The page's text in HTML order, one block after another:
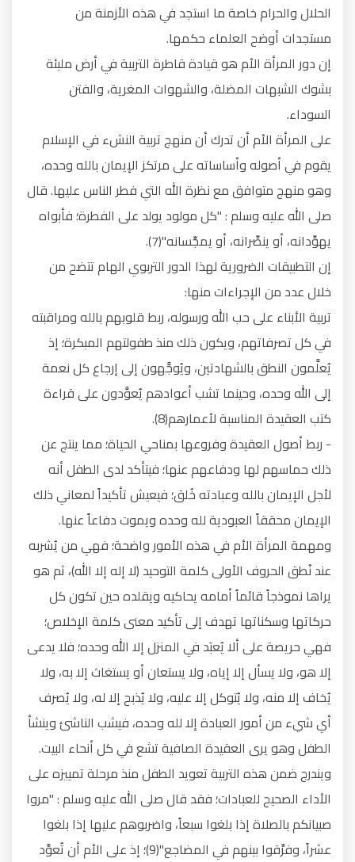
الحلال والحرام خاصة ما استجد في هذه الأزمنة من
مستجدات أوضح العلماء حكمها.
إن دور المرأة الأم هو قيادة قاطرة التربية في أرض مليئة
بشوك الشبهات المضلة، والشهوات المغرية، والفتن
السوداء.
على المرأة الأم أن تدرك أن منهج تربية النشء في الإسلام
يقوم في أصوله وأساساته على مرتكز الإيمان بالله وحده،
وهو منهج متوافق مع نظرة الله التي فطر الناس عليها. قال
صلى الله عليه وسلم : "كل مولود يولد على الفطرة؛ فأبواه
يهوِّدانه، أو ينصِّرانه، أو يمجِّسانه"(7).
إن التطبيقات الضرورية لهذا الدور التربوي الهام تتضح من
خلال عدد من الإجراءات منها:
تربية الأبناء على حب الله ورسوله، ربط قلوبهم بالله ومراقبته
في كل تصرفاتهم، ويكون ذلك منذ طفولتهم المبكرة؛ إذ
يُعلَّمون النطق بالشهادتين، ويُوجَّهون إلى إرجاع كل نعمة
إلى الله وحده، وحينما تشب أعوادهم يُعوَّدون على قراءة
كتب العقيدة المناسبة لأعمارهم(8).
- ربط أصول العقيدة وفروعها بمناحي الحياة؛ مما ينتج عن
ذلك حماسهم لها ودفاعهم عنها؛ فيتأكد لدى الطفل أنه
لأجل الإيمان بالله وعبادته خُلق؛ فيعيش تأكيداً لمعاني ذلك
الإيمان محققاً العبودية لله وحده ويموت دفاعاً عنها.
ومهمة المرأة الأم في هذه الأمور واضحة؛ فهي من يُشربه
عند نُطق الحروف الأولى كلمة التوحيد (لا إله إلا الله)، ثم هو
يراها نموذجاً قائماً أمامه يحاكيه ويقلده حين تكون كل
حركاتها وسكناتها تهدف إلى تأكيد معنى كلمة الإخلاص؛
فهي حريصة على ألا يُعبَد في المنزل إلا الله وحده؛ فلا يدعى
إلا هو، ولا يسأل إلا إياه، ولا يستعان أو يستغاث إلا به، ولا
يُخاف إلا منه، ولا يُتوكل إلا عليه، ولا يُذبح إلا له، ولا يُصرف
أي شيء من أمور العبادة إلا لله وحده، فيشب الناشئ وينشأ
الطفل وهو يرى العقيدة الصافية تشع في كل أنحاء البيت.
ويندرج ضمن هذه التربية تعويد الطفل منذ مرحلة تمييزه على
الأداء الصحيح للعبادات؛ فقد قال صلى الله عليه وسلم : "مروا
صبيانكم بالصلاة إذا بلغوا سبعاً، واضربوهم عليها إذا بلغوا
عشراً، وفرِّقوا بينهم في المضاجع"(9)؛ إذ على الأم أن تُعوِّد